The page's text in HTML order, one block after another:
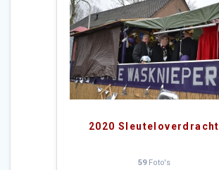
2020 Sleuteloverdracht
59Foto's